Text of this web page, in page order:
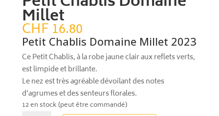
Millet
CHF16.80
Petit Chablis Domaine Millet 2023
Ce Petit Chablis, à la robe jaune clair aux reflets verts,
est limpide et brillante.
Le nez est très agréable dévoilant des notes
d’agrumes et des senteurs florales.
12 en stock (peut être commandé)